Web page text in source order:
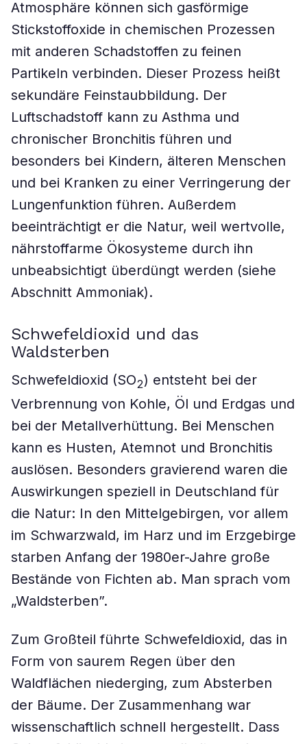
Atmosphäre können sich gasförmige
Stickstoffoxide in chemischen Prozessen
mit anderen Schadstoffen zu feinen
Partikeln verbinden. Dieser Prozess heißt
sekundäre Feinstaubbildung. Der
Luftschadstoff kann zu Asthma und
chronischer Bronchitis führen und
besonders bei Kindern, älteren Menschen
und bei Kranken zu einer Verringerung der
Lungenfunktion führen. Außerdem
beeinträchtigt er die Natur, weil wertvolle,
nährstoffarme Ökosysteme durch ihn
unbeabsichtigt überdüngt werden (siehe
Abschnitt Ammoniak).
Schwefeldioxid und das
Waldsterben
Schwefeldioxid (SO2) entsteht bei der
Verbrennung von Kohle, Öl und Erdgas und
bei der Metallverhüttung. Bei Menschen
kann es Husten, Atemnot und Bronchitis
auslösen. Besonders gravierend waren die
Auswirkungen speziell in Deutschland für
die Natur: In den Mittelgebirgen, vor allem
im Schwarzwald, im Harz und im Erzgebirge
starben Anfang der 1980er-Jahre große
Bestände von Fichten ab. Man sprach vom
„Waldsterben”.
Zum Großteil führte Schwefeldioxid, das in
Form von saurem Regen über den
Waldflächen niederging, zum Absterben
der Bäume. Der Zusammenhang war
wissenschaftlich schnell hergestellt. Dass